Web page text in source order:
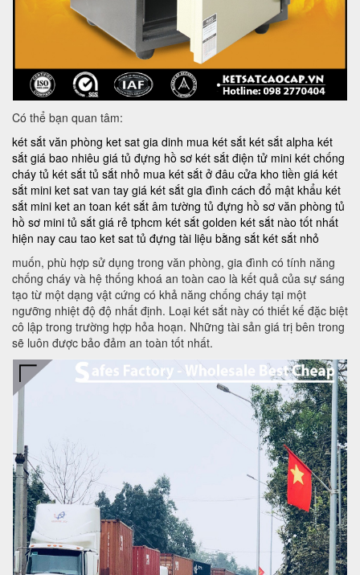
Có thể bạn quan tâm:
két sắt văn phòng ket sat gia dinh mua két sắt két sắt alpha két
sắt giá bao nhiêu giá tủ đựng hồ sơ két sắt điện tử mini két chống
cháy tủ két sắt tủ sắt nhỏ mua két sắt ở đâu cửa kho tiền giá két
sắt mini ket sat van tay giá két sắt gia đình cách đổ mật khẩu két
sắt mini ket an toan két sắt âm tường tủ đựng hồ sơ văn phòng tủ
hồ sơ mini tủ sắt giá rẻ tphcm két sắt golden két sắt nào tốt nhất
hiện nay cau tao ket sat tủ đựng tài liệu bằng sắt két sắt nhỏ
muốn, phù hợp sử dụng trong văn phòng, gia đình có tính năng
chống cháy và hệ thống khoá an toàn cao là kết quả của sự sáng
tạo từ một dạng vật cứng có khả năng chống cháy tại một
ngưỡng nhiệt độ độ nhất định. Loại két sắt này có thiết kế đặc biệt
cô lập trong trường hợp hỏa hoạn. Những tài sản giá trị bên trong
sẽ luôn được bảo đảm an toàn tốt nhất.